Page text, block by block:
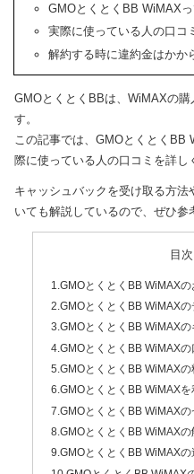
GMOとくとくBB WiMAX
実際に使っている人の口コ
解約する時に違約金はかか
GMOとくとくBBは、WiMAXの
す。
この記事では、GMOとくとくBB
際に使っている人の口コミを詳し
キャッシュバックを受け取る方
いても解説しているので、ぜひ参
目次
1.GMOとくとくBB WiMAX
2.GMOとくとくBB WiMAX
3.GMOとくとくBB WiMAX
4.GMOとくとくBB WiMAX
5.GMOとくとくBB WiMAX
6.GMOとくとくBB WiMAX
7.GMOとくとくBB WiMAX
8.GMOとくとくBB WiMAX
9.GMOとくとくBB WiMAXの